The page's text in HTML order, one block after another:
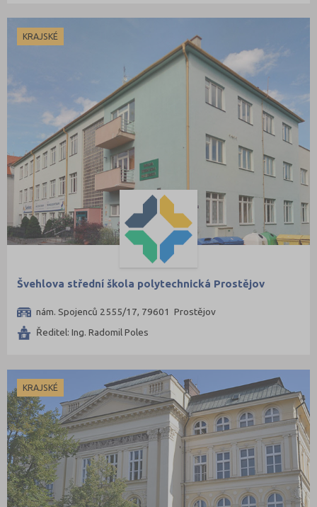
Uherské Hradiště (10)
Vsetín (9)
Vyškov (5)
Znojmo (7)
Žďár nad Sázavou (7)
KRAJSKÉ
Švehlova střední škola polytechnická Prostějov
nám. Spojenců 2555/17, 79601 Prostějov
Ředitel: Ing. Radomil Poles
KRAJSKÉ